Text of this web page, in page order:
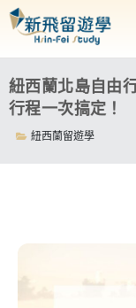
紐西蘭北島自由
行程一次搞定！
紐西蘭留遊學